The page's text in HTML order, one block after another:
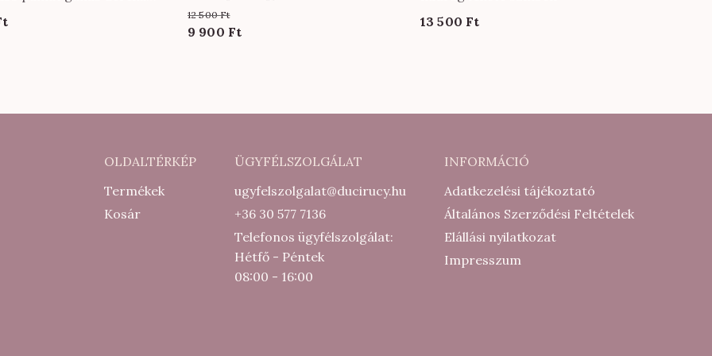
színben
12 500Ft
Original
500 Ft.
9 900 FtCurrent
900 Ft.
13 500 Ft
OLDALTÉRKÉP
Termékek
Kosár
ÜGYFÉLSZOLGÁLAT
ugyfelszolgalat@ducirucy.hu
+36 30 577 7136
Telefonos ügyfélszolgálat:
Hétfő - Péntek
08:00 - 16:00
INFORMÁCIÓ
Adatkezelési tájékoztató
Általános Szerződési Feltételek
Elállási nyilatkozat
Impresszum